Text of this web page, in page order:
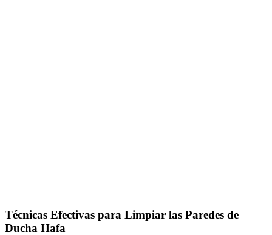
Técnicas Efectivas para Limpiar las Paredes de
Ducha Hafa